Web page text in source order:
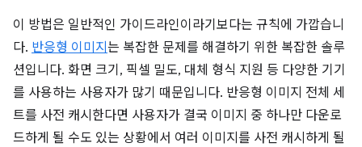
이 방법은 일반적인 가이드라인이라기보다는 규칙에 가깝습니
다. 반응형 이미지 는 복잡한 문제를 해결하기 위한 복잡한 솔루
션입니다. 화면 크기, 픽셀 밀도, 대체 형식 지원 등 다양한 기기
를 사용하는 사용자가 많기 때문입니다. 반응형 이미지 전체 세
트를 사전 캐시한다면 사용자가 결국 이미지 중 하나만 다운로
드하게 될 수도 있는 상황에서 여러 이미지를 사전 캐시하게 될